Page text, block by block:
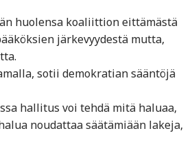
huolensa koaliittion eittämästä
järkevyydestä mutta,
sotii demokratian sääntöjä
hallitus voi tehdä mitä haluaa,
noudattaa säätämiään lakeja,